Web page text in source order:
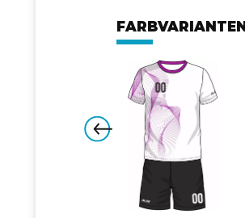
FARBVARIANTEN